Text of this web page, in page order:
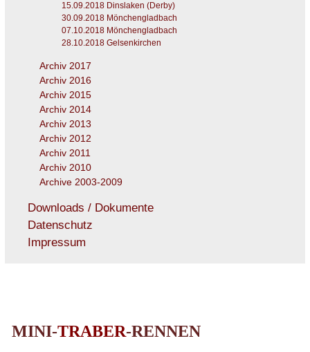
15.09.2018 Dinslaken (Derby)
30.09.2018 Mönchengladbach
07.10.2018 Mönchengladbach
28.10.2018 Gelsenkirchen
Archiv 2017
Archiv 2016
Archiv 2015
Archiv 2014
Archiv 2013
Archiv 2012
Archiv 2011
Archiv 2010
Archive 2003-2009
Downloads / Dokumente
Datenschutz
Impressum
MINI-TRABER-RENNEN